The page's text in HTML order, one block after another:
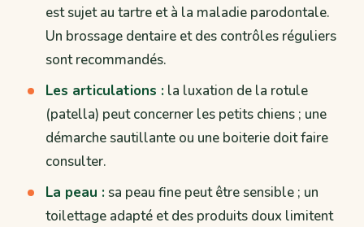
est sujet au tartre et à la maladie parodontale.
Un brossage dentaire et des contrôles réguliers
sont recommandés.
Les articulations : la luxation de la rotule
(patella) peut concerner les petits chiens ; une
démarche sautillante ou une boiterie doit faire
consulter.
La peau :sa peau fine peut être sensible ; un
toilettage adapté et des produits doux limitent